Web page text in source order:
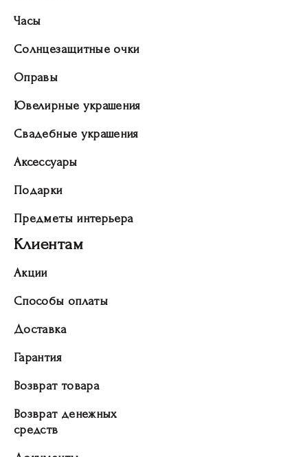
Часы
Солнцезащитные очки
Оправы
Ювелирные украшения
Свадебные украшения
Аксессуары
Подарки
Предметы интерьера
Клиентам
Акции
Способы оплаты
Доставка
Гарантия
Возврат товара
Возврат денежных
средств